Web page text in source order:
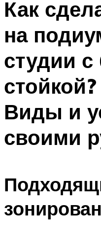
Как
на
студии
Виды и
своими